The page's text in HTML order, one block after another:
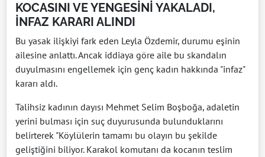
KOCASINI VE YENGESİNİ YAKALADI,
İNFAZ KARARI ALINDI
Bu yasak ilişkiyi fark eden Leyla Özdemir, durumu eşinin
ailesine anlattı. Ancak iddiaya göre aile bu skandalın
duyulmasını engellemek için genç kadın hakkında "infaz"
kararı aldı.
Talihsiz kadının dayısı Mehmet Selim Boşboğa, adaletin
yerini bulması için suç duyurusunda bulunduklarını
belirterek "Köylülerin tamamı bu olayın bu şekilde
geliştiğini biliyor. Karakol komutanı da kocanın teslim